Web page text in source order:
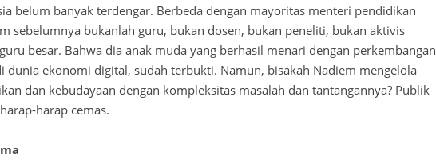
belum banyak terdengar. Berbeda dengan mayoritas menteri pendidikan
sebelumnya bukanlah guru, bukan dosen, bukan peneliti, bukan aktivis
besar. Bahwa dia anak muda yang berhasil menari dengan perkembangan
dunia ekonomi digital, sudah terbukti. Namun, bisakah Nadiem mengelola
dan kebudayaan dengan kompleksitas masalah dan tantangannya? Publik
harap cemas.